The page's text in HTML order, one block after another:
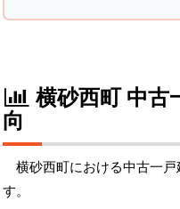
横砂西町 中古
向
横砂西町における中古一
す。